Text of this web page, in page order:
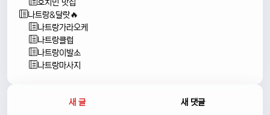
호치민 맛집
나트랑&달랏🔥
나트랑가라오케
나트랑클럽
나트랑이발소
나트랑마사지
새 글 새 댓글